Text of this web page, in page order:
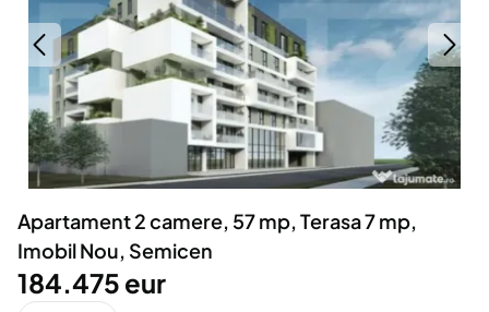
Servicii
Animale de companie
Afaceri și echipamente profesionale
Inchiriere Bunuri si Vehicule
Utilaje agricole si industriale
Piese auto si accesorii
Dacia Duster
Apartament 2 camere, 57 mp, Terasa 7 mp,
Imobil Nou, Semicen
184.475 eur